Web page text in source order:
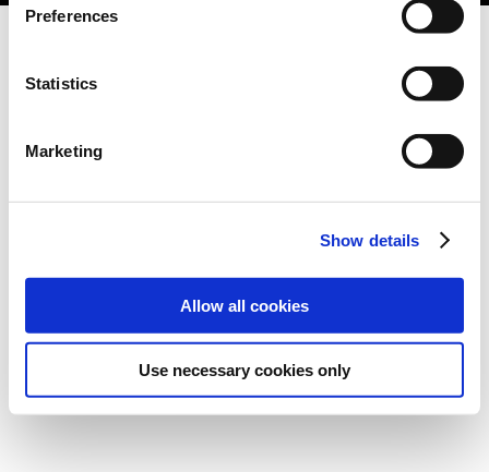
Preferences
Statistics
Marketing
Show details
Allow all cookies
Use necessary cookies only